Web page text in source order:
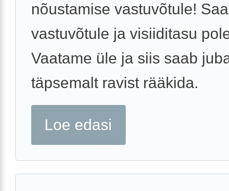
nõustamise vastuvõtule!
vastuvõtule ja visiiditasu
Vaatame üle ja siis saab
täpsemalt ravist rääkida.
Loe edasi